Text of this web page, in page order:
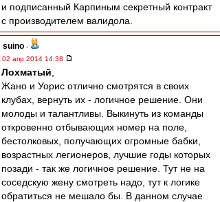
и подписанный Карпиным секретный контракт
с производителем валидола.
suino -
02 апр 2014 14:38
Лохматый
Жано и Уорис отлично смотрятся в своих
клубах, вернуть их - логичное решение. Они
молоды и талантливы. Выкинуть из команды
откровенно отбывающих номер на поле,
бестолковых, получающих огромные бабки,
возрастных легионеров, лучшие годы которых
позади - так же логичное решение. Тут не на
соседскую жену смотреть надо, тут к логике
обратиться не мешало бы. В данном случае